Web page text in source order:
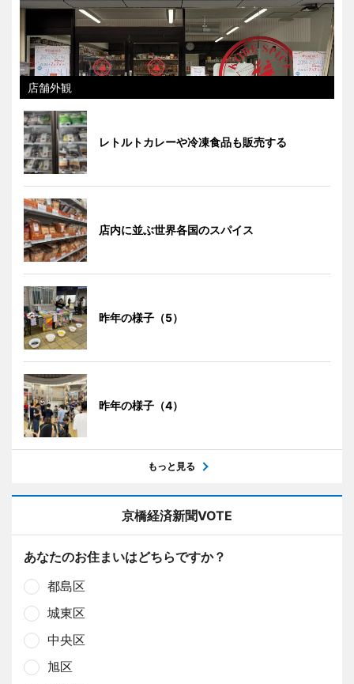
店舗外観
レトルトカレーや冷凍食品も販売する
店内に並ぶ世界各国のスパイス
昨年の様子（5）
昨年の様子（4）
もっと見る
京橋経済新聞VOTE
あなたのお住まいはどちらですか？
都島区
城東区
中央区
旭区